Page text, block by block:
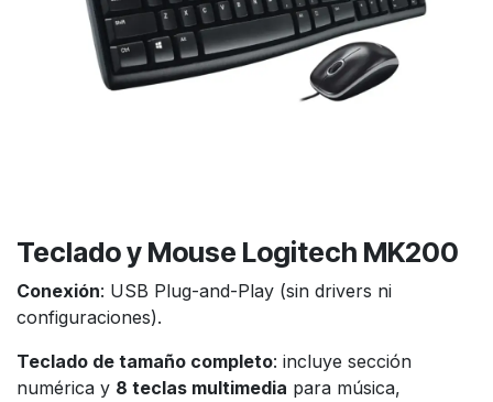
Teclado y Mouse Logitech MK200
Conexión: USB Plug-and-Play (sin drivers ni
configuraciones).
Teclado de tamaño completo: incluye sección
numérica y 8 teclas multimedia para música,